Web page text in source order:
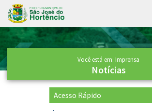
Ir para conteúdo principal
Conteúdo Principal
Você está em: Imprensa
Notícias